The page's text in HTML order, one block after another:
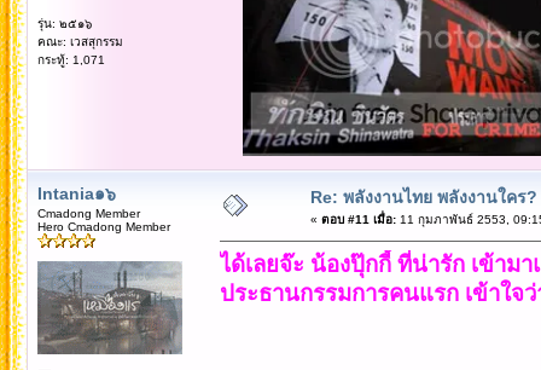
รุ่น: ๒๕๑๖
คณะ: เวสสุกรรม
กระทู้: 1,071
Intania๑๖
Cmadong Member
Hero Cmadong Member
Re: พลังงานไทย พลังงานใคร?
« ตอบ #11 เมื่อ:11 กุมภาพันธ์ 2553,
ได้เลยจ๊ะ น้องปุ๊กกี้ ที่น่ารัก เข้าม
ประธานกรรมการคนแรก เข้าใจ